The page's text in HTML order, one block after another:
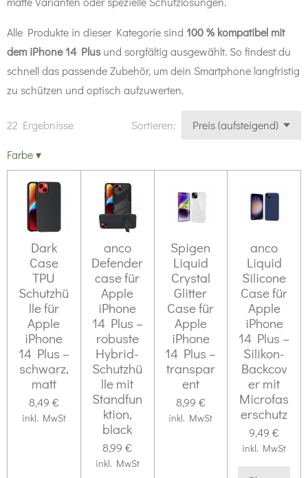
Alle Produkte in dieser Kategorie sind 100 % kompatibel mit
dem iPhone 14 Plusund sorgfältig ausgewählt. So findest du
schnell das passende Zubehör, um dein Smartphone langfristig
zu schützen und optisch aufzuwerten.
22 Ergebnisse Sortieren:
Farbe▾
Dark
Case
TPU
Schutzhü
lle für
Apple
iPhone
14 Plus –
schwarz,
matt
8,49 €
inkl. MwSt
anco
Defender
case für
Apple
iPhone
14 Plus –
robuste
Hybrid-
Schutzhü
lle mit
Standfun
ktion,
black
8,99 €
inkl. MwSt
Spigen
Liquid
Crystal
Glitter
Case für
Apple
iPhone
14 Plus –
transpar
ent
8,99 €
inkl. MwSt
anco
Liquid
Silicone
Case für
Apple
iPhone
14 Plus –
Silikon-
Backcov
er mit
Microfas
erschutz
9,49 €
inkl. MwSt